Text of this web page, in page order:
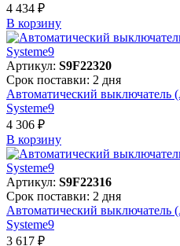
4 434 ₽
В корзинy
Артикул: S9F22320
Срок поставки: 2 дня
Автоматический
Systeme9
4 306 ₽
В корзинy
Артикул: S9F22316
Срок поставки: 2 дня
Автоматический
Systeme9
3 617 ₽